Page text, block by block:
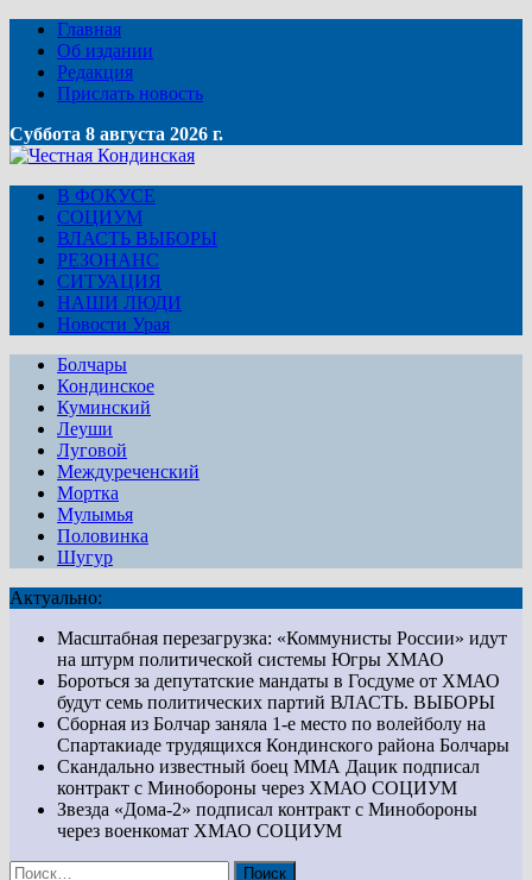
Главная
Об издании
Редакция
Прислать новость
Суббота 8 августа 2026 г.
В ФОКУСЕ
СОЦИУМ
ВЛАСТЬ ВЫБОРЫ
РЕЗОНАНС
СИТУАЦИЯ
НАШИ ЛЮДИ
Новости Урая
Болчары
Кондинское
Куминский
Леуши
Луговой
Междуреченский
Мортка
Мулымья
Половинка
Шугур
Актуально:
Масштабная перезагрузка: «Коммунисты России» идут
на штурм политической системы Югры ХМАО
Бороться за депутатские мандаты в Госдуме от ХМАО
будут семь политических партий ВЛАСТЬ. ВЫБОРЫ
Сборная из Болчар заняла 1-е место по волейболу на
Спартакиаде трудящихся Кондинского района Болчары
Скандально известный боец ММА Дацик подписал
контракт с Минобороны через ХМАО СОЦИУМ
Звезда «Дома-2» подписал контракт с Минобороны
через военкомат ХМАО СОЦИУМ
Найти: